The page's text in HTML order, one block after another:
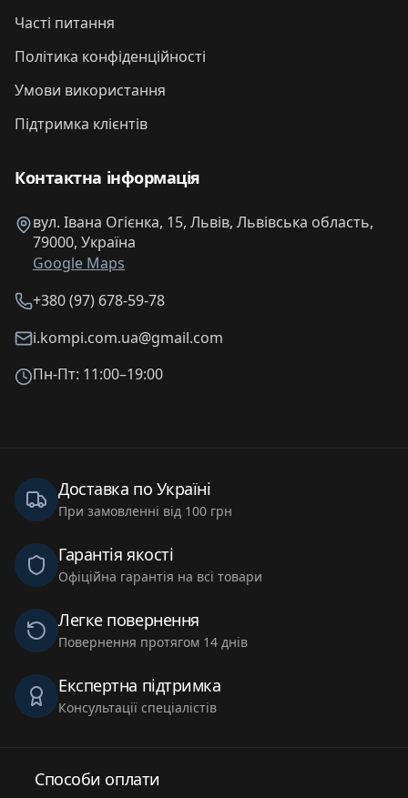
Часті питання
Політика конфіденційності
Умови використання
Підтримка клієнтів
Контактна інформація
вул. Івана Огієнка, 15, Львів, Львівська область,
79000, Україна
Google Maps
+380 (97) 678-59-78
i.kompi.com.ua@gmail.com
Пн-Пт: 11:00–19:00
Доставка по Україні
При замовленні від 100 грн
Гарантія якості
Офіційна гарантія на всі товари
Легке повернення
Повернення протягом 14 днів
Експертна підтримка
Консультації спеціалістів
Способи оплати